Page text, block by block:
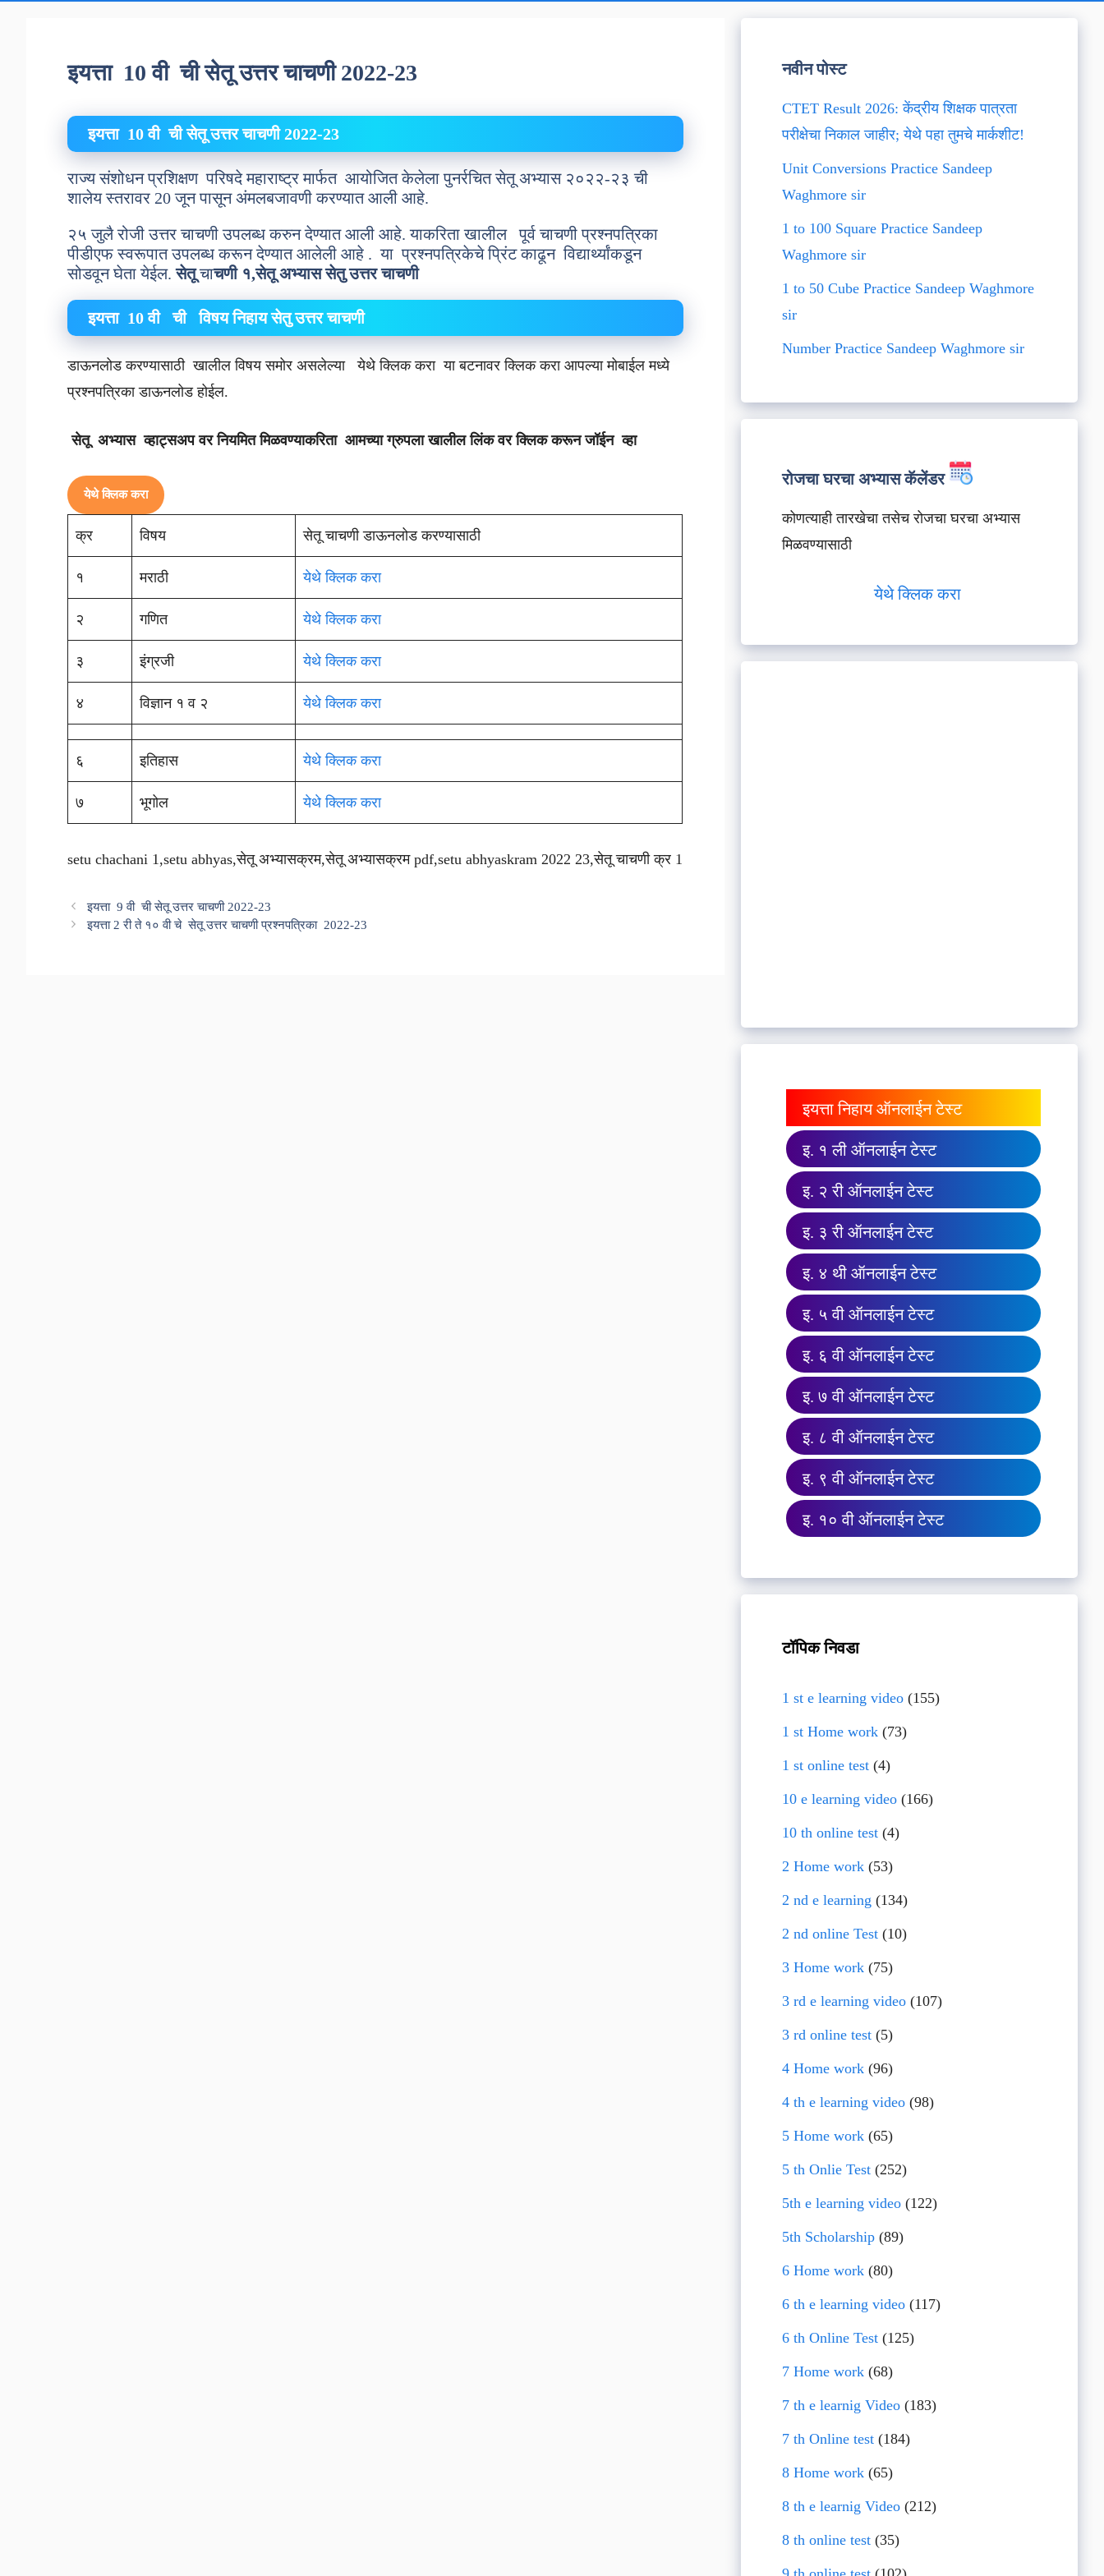
इयत्ता 10 वी ची सेतू उत्तर चाचणी 2022-23
इयत्ता 10 वी चीसेतू उत्तर चाचणी 2022-23
राज्य संशोधन प्रशिक्षण परिषदे महाराष्ट्र मार्फत आयोजित केलेला पुनर्रचित सेतू अभ्यास २०२२-२३ ची
शालेय स्तरावर 20 जून पासून अंमलबजावणी करण्यात आली आहे.
२५ जुलै रोजी उत्तर चाचणी उपलब्ध करुन देण्यात आली आहे. याकरिता खालील पूर्व चाचणी प्रश्नपत्रिका
पीडीएफ स्वरूपात उपलब्ध करून देण्यात आलेली आहे . या प्रश्नपत्रिकेचे प्रिंट काढून विद्यार्थ्यांकडून
सोडवून घेता येईल.सेतूचाचणी १,सेतू अभ्याससेतु उत्तर चाचणी
इयत्ता 10 वी ची विषय निहायसेतु उत्तर चाचणी
डाऊनलोड करण्यासाठी खालील विषय समोर असलेल्या येथे क्लिक करा या बटनावर क्लिक करा आपल्या मोबाईल मध्ये
प्रश्नपत्रिका डाऊनलोड होईल.
सेतू अभ्यास व्हाट्सअप वर नियमित मिळवण्याकरिता आमच्या ग्रुपला खालील लिंक वर क्लिक करून जॉईन व्हा
येथे क्लिक करा
क्र विषय सेतू चाचणी डाऊनलोड करण्यासाठी
१ मराठी येथे क्लिक करा
२ गणित येथे क्लिक करा
३ इंग्रजी येथे क्लिक करा
४ विज्ञान १ व २ येथे क्लिक करा
६ इतिहास येथे क्लिक करा
७ भूगोल येथे क्लिक करा
setu chachani 1,setu abhyas,सेतू अभ्यासक्रम,सेतू अभ्यासक्रम pdf,setu abhyaskram 2022 23,सेतू चाचणी क्र 1
इयत्ता 9 वी ची सेतू उत्तर चाचणी 2022-23
इयत्ता 2 री ते १० वी चे सेतू उत्तर चाचणी प्रश्नपत्रिका 2022-23
नवीन पोस्ट
CTET Result 2026: केंद्रीय शिक्षक पात्रता
परीक्षेचा निकाल जाहीर; येथे पहा तुमचे मार्कशीट!
Unit Conversions Practice Sandeep
Waghmore sir
1 to 100 Square Practice Sandeep
Waghmore sir
1 to 50 Cube Practice Sandeep Waghmore
sir
Number Practice Sandeep Waghmore sir
रोजचा घरचा अभ्यास कॅलेंडर
कोणत्याही तारखेचा तसेच रोजचा घरचा अभ्यास
मिळवण्यासाठी
येथे क्लिक करा
इयत्ता निहाय ऑनलाईन टेस्ट
इ. १ ली ऑनलाईन टेस्ट
इ. २ री ऑनलाईन टेस्ट
इ. ३ री ऑनलाईन टेस्ट
इ. ४ थी ऑनलाईन टेस्ट
इ. ५ वी ऑनलाईन टेस्ट
इ. ६ वी ऑनलाईन टेस्ट
इ. ७ वी ऑनलाईन टेस्ट
इ. ८ वी ऑनलाईन टेस्ट
इ. ९ वी ऑनलाईन टेस्ट
इ. १० वी ऑनलाईन टेस्ट
टॉपिक निवडा
1 st e learning video(155)
1 st Home work(73)
1 st online test(4)
10 e learning video(166)
10 th online test(4)
2 Home work(53)
2 nd e learning (134)
2 nd online Test(10)
3 Home work(75)
3 rd e learning video(107)
3 rd online test(5)
4 Home work(96)
4 th e learning video(98)
5 Home work(65)
5 th Onlie Test(252)
5th e learning video(122)
5th Scholarship(89)
6 Home work(80)
6 th e learning video(117)
6 th Online Test(125)
7 Home work(68)
7 th e learnig Video(183)
7 th Online test(184)
8 Home work(65)
8 th e learnig Video(212)
8 th online test(35)